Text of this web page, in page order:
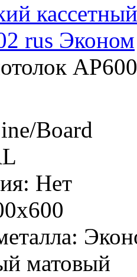
rus Эконом
Board
Нет
матовый